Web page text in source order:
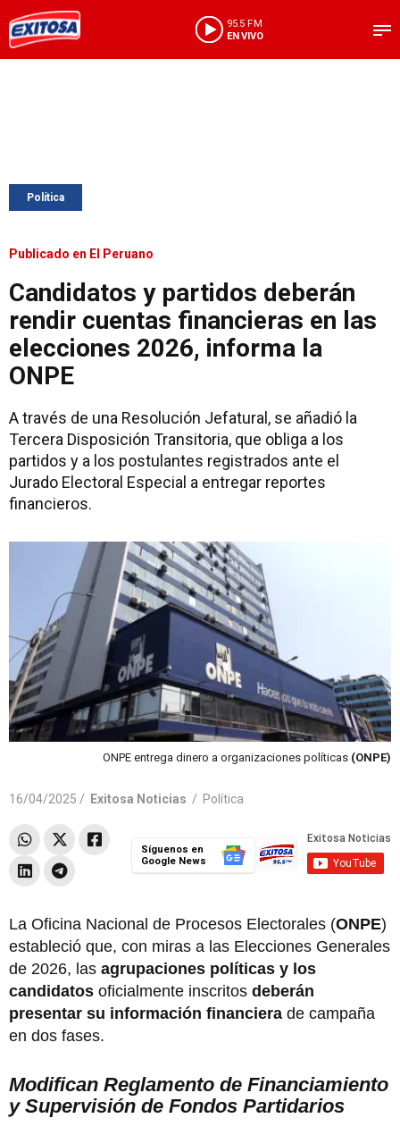
95.5 FM
EN VIVO
Política
Publicado en El Peruano
Candidatos y partidos deberán
rendir cuentas financieras en las
elecciones 2026, informa la
ONPE
A través de una Resolución Jefatural, se añadió la
Tercera Disposición Transitoria, que obliga a los
partidos y a los postulantes registrados ante el
Jurado Electoral Especial a entregar reportes
financieros.
ONPE entrega dinero a organizaciones políticas (ONPE)
16/04/2025 / Exitosa Noticias / Política
Síguenos en
Google News
La Oficina Nacional de Procesos Electorales (ONPE)
estableció que, con miras a las Elecciones Generales
de 2026, las agrupaciones políticas y los
candidatos oficialmente inscritos deberán
presentar su información financiera de campaña
en dos fases.
Modifican Reglamento de Financiamiento
y Supervisión de Fondos Partidarios